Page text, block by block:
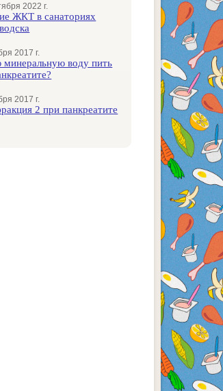
2022 г.
ЖКТ в санаториях
2017 г.
минеральную воду пить
2017 г.
2 при панкреатите